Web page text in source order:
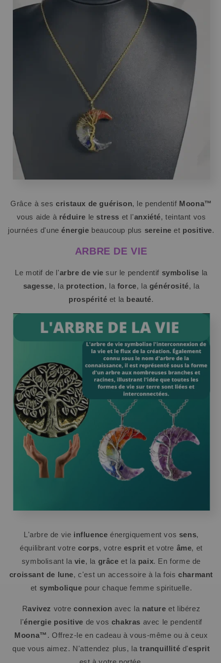
Grâce à sescristaux de guérison, le pendentif Moona™
vous aide à réduire le stress et l'anxiété, teintant vos
journées d'uneénergie beaucoup plus sereine et positive.
ARBRE DE VIE
Le motif de l'arbre de vie sur le pendentif symbolise la
sagesse, la protection, la force, la générosité, la
prospérité et la beauté.
L'arbre de vie influence énergiquement vos sens,
équilibrant votrecorps, votre esprit et votre âme, et
symbolisant la vie, la grâce et la paix. En forme de
croissant de lune, c'est un accessoire à la foischarmant
et symbolique pour chaque femme spirituelle.
Ravivez votreconnexion avec la nature et libérez
l'énergie positive de vos chakras avec le pendentif
Moona™ . Offrez-le en cadeau à vous-même ou à ceux
que vous aimez. N'attendez plus, la tranquillité d'esprit